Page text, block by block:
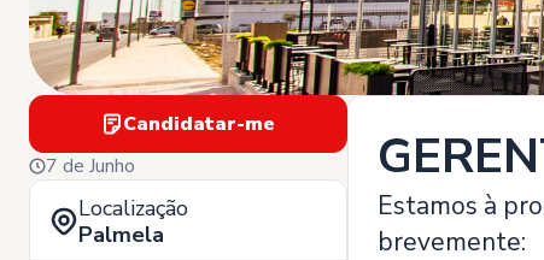
Candidatar-me
7 de Junho
Localização
Palmela
Estamos à
brevemente: